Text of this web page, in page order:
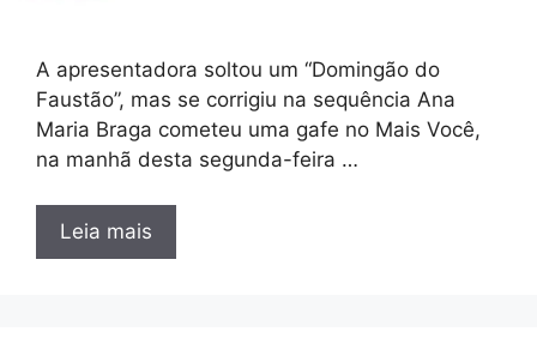
A apresentadora soltou um “Domingão do
Faustão”, mas se corrigiu na sequência Ana
Maria Braga cometeu uma gafe no Mais Você,
na manhã desta segunda-feira …
Leia mais